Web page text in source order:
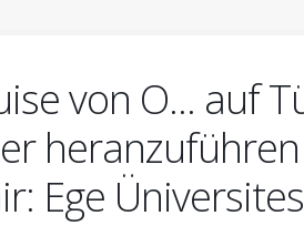
von O... auf
Ege